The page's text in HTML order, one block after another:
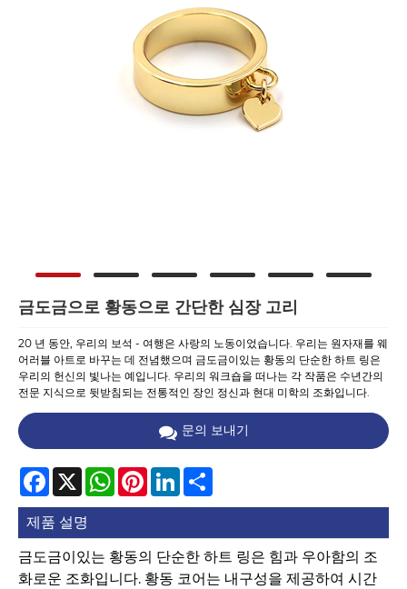
금도금으로 황동으로 간단한 심장 고리
20 년 동안, 우리의 보석 - 여행은 사랑의 노동이었습니다. 우리는 원자재를 웨
어러블 아트로 바꾸는 데 전념했으며 금도금이있는 황동의 단순한 하트 링은
우리의 헌신의 빛나는 예입니다. 우리의 워크숍을 떠나는 각 작품은 수년간의
전문 지식으로 뒷받침되는 전통적인 장인 정신과 현대 미학의 조화입니다.
문의 보내기
Facebook
X WhatsAppPinterestLinkedIn
제품 설명
금도금이있는 황동의 단순한 하트 링은 힘과 우아함의 조
화로운 조화입니다. 황동 코어는 내구성을 제공하여 시간